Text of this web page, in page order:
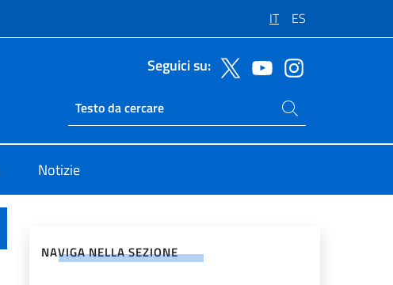
IT ES
Seguici su:
Ricerca sito live
Cerca nel sito
Notizie
NAVIGA NELLA SEZIONE